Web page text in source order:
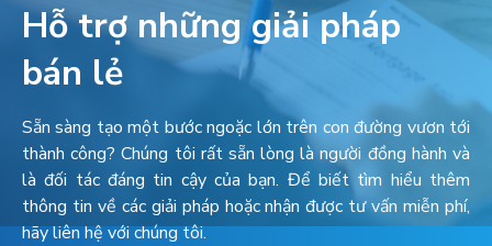
Hỗ trợ những giải pháp
bán lẻ
Sẵn sàng tạo một bước ngoặc lớn trên con đường vươn tới
thành công? Chúng tôi rất sẵn lòng là người đồng hành và
là đối tác đáng tin cậy của bạn. Để biết tìm hiểu thêm
thông tin về các giải pháp hoặc nhận được tư vấn miễn phí,
hãy liên hệ với chúng tôi.